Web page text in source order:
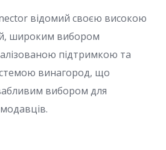
відомий своєю високою
широким вибором
підтримкою та
винагород, що
вибором для